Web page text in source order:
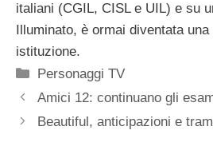
italiani (CGIL, CISL e UIL) e su
Illuminato, è ormai diventata
istituzione.
Categorie
Personaggi TV
Amici 12: continuano gli
Beautiful, anticipazioni e